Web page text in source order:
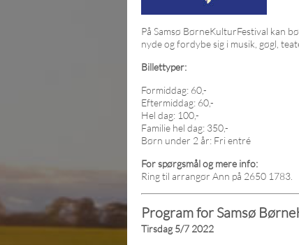
På Samsø BørneKulturFestival kan
nyde og fordybe sig i musik, gøgl,
Billettyper:
Formiddag: 60,-
Eftermiddag: 60,-
Hel dag: 100,-
Familie hel dag: 350,-
Børn under 2 år: Fri entré
For spørgsmål og mere info:
Ring til arrangør Ann på 2650 1783.
Program for Samsø
Tirsdag 5/7 2022